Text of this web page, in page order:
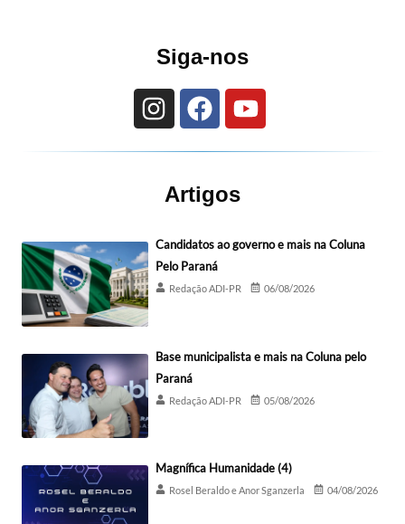
Siga-nos
Artigos
Candidatos ao governo e mais na Coluna
Pelo Paraná
Redação ADI-PR 06/08/2026
Base municipalista e mais na Coluna pelo
Paraná
Redação ADI-PR 05/08/2026
Magnífica Humanidade (4)
Rosel Beraldo e Anor Sganzerla 04/08/2026